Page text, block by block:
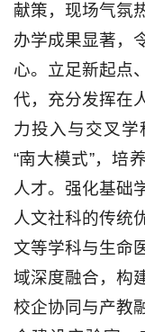
献策，现场气氛
办学成果显著，
心。立足新起点
代，充分发挥在
力投入与交叉
“南大模式”，培
人才。强化基础
人文社科的传统
文等学科与生命
域深度融合，构
校企协同与产教